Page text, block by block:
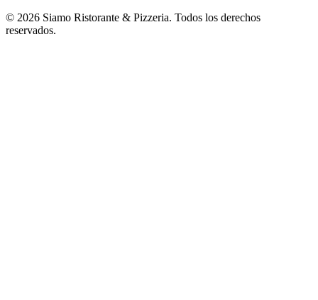
© 2026 Siamo Ristorante & Pizzeria. Todos los derechos
reservados.